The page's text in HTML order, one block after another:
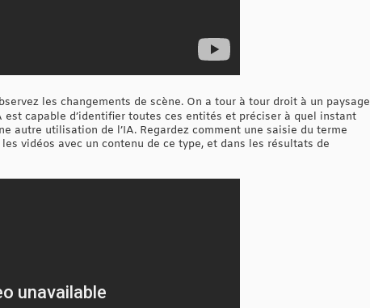
les changements de scène. On a tour à tour droit à un paysage
est capable d’identifier toutes ces entités et préciser à quel instant
autre utilisation de l’IA. Regardez comment une saisie du terme
vidéos avec un contenu de ce type, et dans les résultats de